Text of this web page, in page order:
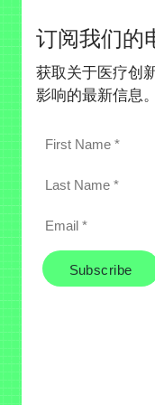
订阅我们的
获取关于医疗创
影响的最新信息。